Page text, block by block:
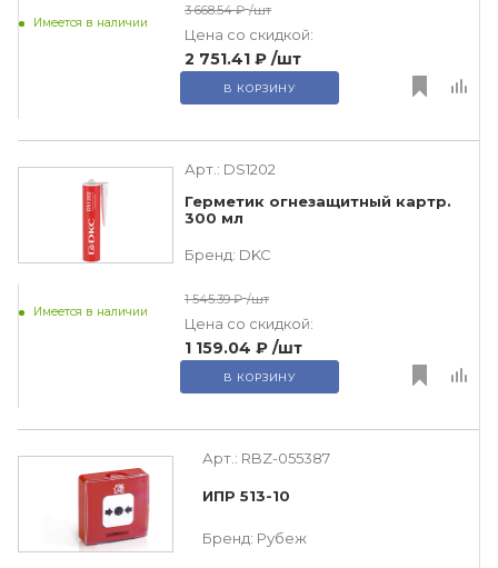
Имеется в наличии
3 668.54 ₽ /шт
Цена со скидкой:
2 751.41 ₽ /шт
В КОРЗИНУ
Арт.: DS1202
Герметик огнезащитный картр.
300 мл
Бренд: DKC
Имеется в наличии
1 545.39 ₽ /шт
Цена со скидкой:
1 159.04 ₽ /шт
В КОРЗИНУ
Арт.: RBZ-055387
ИПР 513-10
Бренд: Рубеж